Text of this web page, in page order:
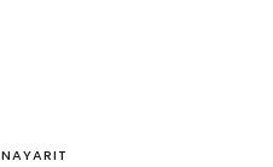
NAYARIT